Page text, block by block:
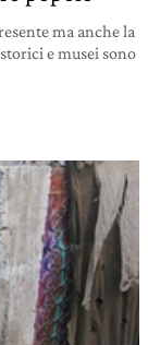
ma anche la
e musei sono